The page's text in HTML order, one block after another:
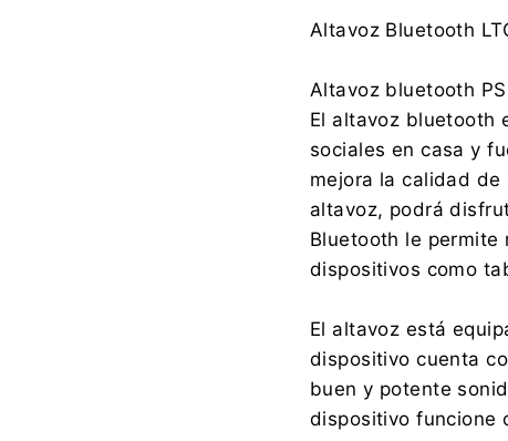
Fabricante:
Importador:
Altavoz Bluetooth
Altavoz bluetooth PS
El altavoz bluetooth
sociales en casa y
mejora la calidad
altavoz, podrá
Bluetooth le permite
dispositivos como
El altavoz está
dispositivo cuenta
buen y potente
dispositivo funcione